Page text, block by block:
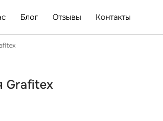
Блог Отзывы Контакты
Grafitex